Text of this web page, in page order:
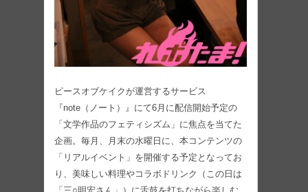
ピースオブケイクが運営するサービス
『note（ノート）』にて6月に配信開始予定の
「文学作品のフェティシズム」に焦点を当てた
企画。毎月、月末の水曜日に、本コンテンツの
「リアルイベント」を開催する予定となってお
り、美味しい料理やコラボドリンク（この日は